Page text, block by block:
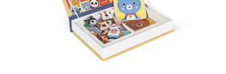
ADD TO CART / DETALLES